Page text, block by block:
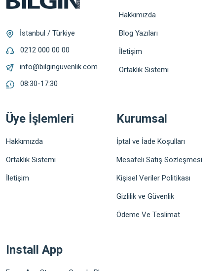
İstanbul / Türkiye
0212 000 00 00
info@bilginguvenlik.com
08:30-17:30
Hakkımızda
Blog Yazıları
İletişim
Ortaklık Sistemi
Üye İşlemleri
Hakkımızda
Ortaklık Sistemi
İletişim
Kurumsal
İptal ve İade Koşulları
Mesafeli Satış Sözleşmesi
Kişisel Veriler Politikası
Gizlilik ve Güvenlik
Ödeme Ve Teslimat
Install App